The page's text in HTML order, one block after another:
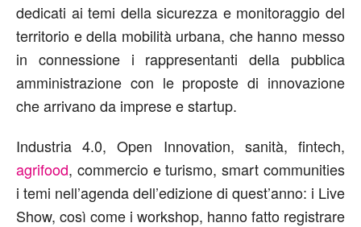
dedicati ai temi della sicurezza e monitoraggio del
territorio e della mobilità urbana, che hanno messo
in connessione i rappresentanti della pubblica
amministrazione con le proposte di innovazione
che arrivano da imprese e startup.
Industria 4.0, Open Innovation, sanità, fintech,
agrifood, commercio e turismo, smart communities
i temi nell’agenda dell’edizione di quest’anno: i Live
Show, così come i workshop, hanno fatto registrare